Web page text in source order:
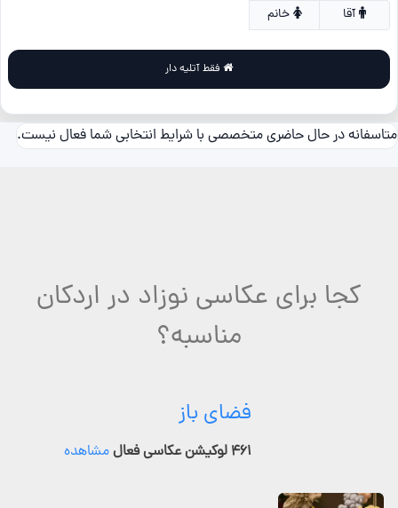
خانم
متاسفانه در حال حاضری متخصصی با شرایط انتخابی شما فعال نیست.
کجا برای عکاسی نوزاد در اردکان
مناسبه؟
فضای باز
۴۶۱ لوکیشن عکاسی فعال مشاهده